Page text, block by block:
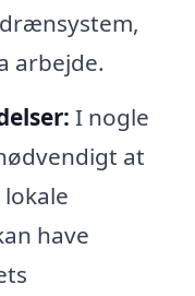
arbejde.
I nogle
at
have